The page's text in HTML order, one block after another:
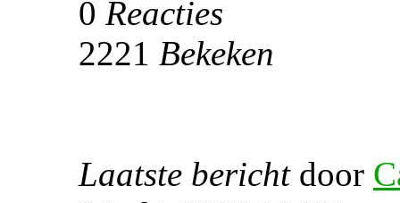
0 Reacties
2221 Bekeken
Laatste bericht door